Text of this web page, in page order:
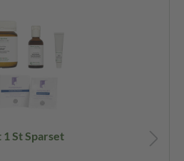
St Sparset